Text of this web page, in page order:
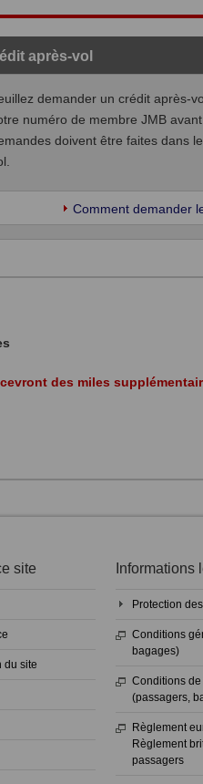
après-vol
demander un crédit après-
numéro de membre JMB
doivent être faites dans
Comment demander
des miles
site
du site
Informations
Protection
Conditions
bagages)
Conditions
(passagers,
Règlement
Règlement
passagers